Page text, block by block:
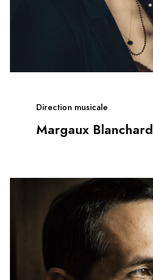
Direction musicale
Margaux Blanchard